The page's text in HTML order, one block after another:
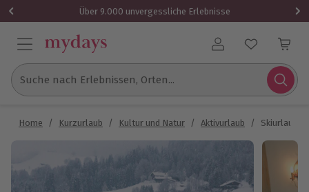
Über 9.000 unvergessliche Erlebnisse
Benutzerkonto
Suche nach Erlebnissen, Orten...
Home / Kurzurlaub / Kultur und Natur / Aktivurlaub / Skiurlaub